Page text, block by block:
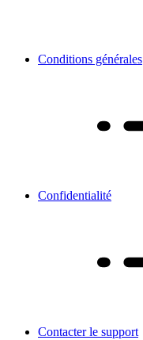
Conditions générales
Confidentialité
Contacter le support